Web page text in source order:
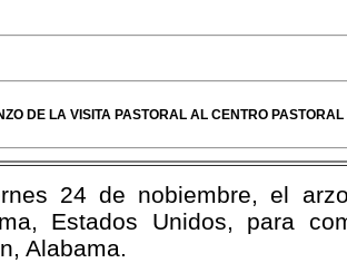
DE LA VISITA PASTORAL AL CENTRO
24 de nobiembre, el
Estados Unidos, para
Alabama.